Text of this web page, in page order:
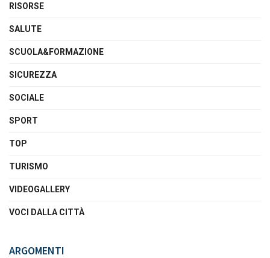
RISORSE
SALUTE
SCUOLA&FORMAZIONE
SICUREZZA
SOCIALE
SPORT
TOP
TURISMO
VIDEOGALLERY
VOCI DALLA CITTÀ
ARGOMENTI